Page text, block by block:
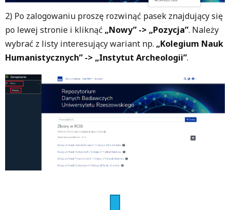
2) Po zalogowaniu proszę rozwinąć pasek znajdujący się
po lewej stronie i kliknąć „Nowy” -> „Pozycja”. Należy
wybrać z listy interesujący wariant np. „Kolegium Nauk
Humanistycznych” -> „Instytut Archeologii”.